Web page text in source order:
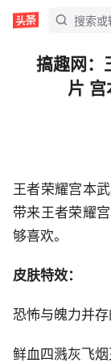
搞趣网：
片
王者荣耀宫本
带来王者荣耀
够喜欢。
皮肤特效：
恐怖与魄力并
鲜血四溅灰飞